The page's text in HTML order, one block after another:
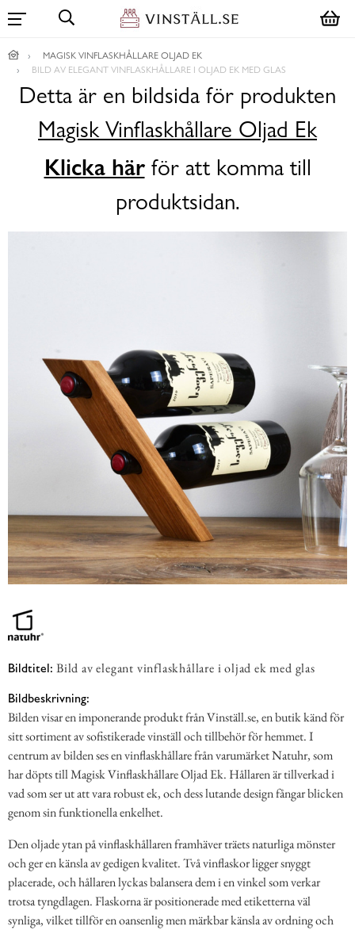
MAGISK VINFLASKHÅLLARE OLJAD EK
BILD AV ELEGANT VINFLASKHÅLLARE I OLJAD EK MED GLAS
Detta är en bildsida för produkten
Magisk Vinflaskhållare Oljad Ek
Klicka härför att komma till
produktsidan.
Bildtitel: Bild av elegant vinflaskhållare i oljad ek med glas
Bildbeskrivning:
Bilden visar en imponerande produkt från Vinställ.se, en butik känd för
sitt sortiment av sofistikerade vinställ och tillbehör för hemmet. I
centrum av bilden ses en vinflaskhållare från varumärket Natuhr, som
har döpts till Magisk Vinflaskhållare Oljad Ek. Hållaren är tillverkad i
vad som ser ut att vara robust ek, och dess lutande design fångar blicken
genom sin funktionella enkelhet.
Den oljade ytan på vinflaskhållaren framhäver träets naturliga mönster
och ger en känsla av gedigen kvalitet. Två vinflaskor ligger snyggt
placerade, och hållaren lyckas balansera dem i en vinkel som verkar
trotsa tyngdlagen. Flaskorna är positionerade med etiketterna väl
synliga, vilket tillför en oansenlig men märkbar känsla av ordning och